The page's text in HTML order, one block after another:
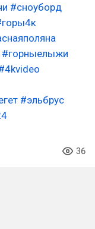
#сноуборд
#горныелыжи
#эльбрус
36